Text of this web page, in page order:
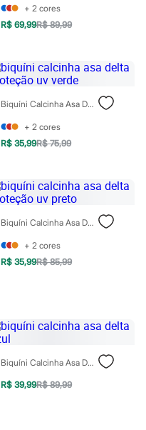
+ 2 cores
R$ 69,99R$ 89,99
Biquíni Calcinha Asa Delta Proteção Uv Verde
+ 2 cores
R$ 35,99R$ 75,99
Biquíni Calcinha Asa Delta Proteção Uv Preto
+ 2 cores
R$ 35,99R$ 85,99
Biquíni Calcinha Asa Delta Azul
R$ 39,99R$ 89,99